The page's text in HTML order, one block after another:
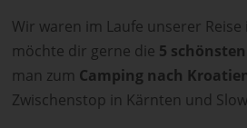
Wir waren im Laufe unserer
möchte dir gerne die 5
man zum Camping nach
Zwischenstop in Kärnten und